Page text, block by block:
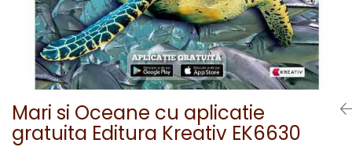
Mari si Oceane cu aplicatie
gratuita Editura Kreativ EK6630